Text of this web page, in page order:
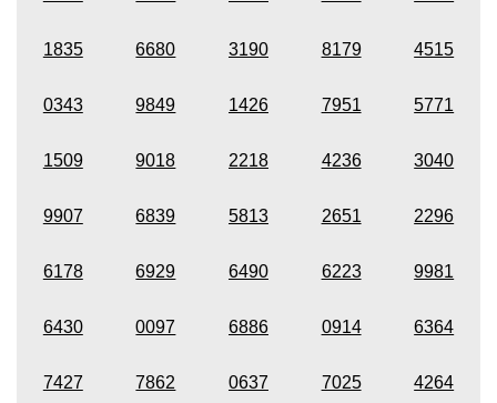
1835 6680 3190 8179 4515
0343 9849 1426 7951 5771
1509 9018 2218 4236 3040
9907 6839 5813 2651 2296
6178 6929 6490 6223 9981
6430 0097 6886 0914 6364
7427 7862 0637 7025 4264